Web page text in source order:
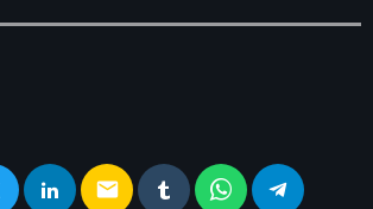
email